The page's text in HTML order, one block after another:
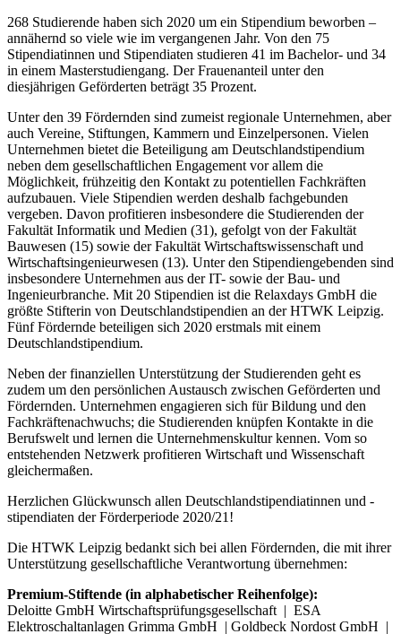
268 Studierende haben sich 2020 um ein Stipendium beworben –
annähernd so viele wie im vergangenen Jahr. Von den 75
Stipendiatinnen und Stipendiaten studieren 41 im Bachelor- und 34
in einem Masterstudiengang. Der Frauenanteil unter den
diesjährigen Geförderten beträgt 35 Prozent.
Unter den 39 Fördernden sind zumeist regionale Unternehmen, aber
auch Vereine, Stiftungen, Kammern und Einzelpersonen. Vielen
Unternehmen bietet die Beteiligung am Deutschlandstipendium
neben dem gesellschaftlichen Engagement vor allem die
Möglichkeit, frühzeitig den Kontakt zu potentiellen Fachkräften
aufzubauen. Viele Stipendien werden deshalb fachgebunden
vergeben. Davon profitieren insbesondere die Studierenden der
Fakultät Informatik und Medien (31), gefolgt von der Fakultät
Bauwesen (15) sowie der Fakultät Wirtschaftswissenschaft und
Wirtschaftsingenieurwesen (13). Unter den Stipendiengebenden sind
insbesondere Unternehmen aus der IT- sowie der Bau- und
Ingenieurbranche. Mit 20 Stipendien ist die Relaxdays GmbH die
größte Stifterin von Deutschlandstipendien an der HTWK Leipzig.
Fünf Fördernde beteiligen sich 2020 erstmals mit einem
Deutschlandstipendium.
Neben der finanziellen Unterstützung der Studierenden geht es
zudem um den persönlichen Austausch zwischen Geförderten und
Fördernden. Unternehmen engagieren sich für Bildung und den
Fachkräftenachwuchs; die Studierenden knüpfen Kontakte in die
Berufswelt und lernen die Unternehmenskultur kennen. Vom so
entstehenden Netzwerk profitieren Wirtschaft und Wissenschaft
gleichermaßen.
Herzlichen Glückwunsch allen Deutschlandstipendiatinnen und -
stipendiaten der Förderperiode 2020/21!
Die HTWK Leipzig bedankt sich bei allen Fördernden, die mit ihrer
Unterstützung gesellschaftliche Verantwortung übernehmen:
Premium-Stiftende (in alphabetischer Reihenfolge):
Deloitte GmbH Wirtschaftsprüfungsgesellschaft | ESA
Elektroschaltanlagen Grimma GmbH | Goldbeck Nordost GmbH |